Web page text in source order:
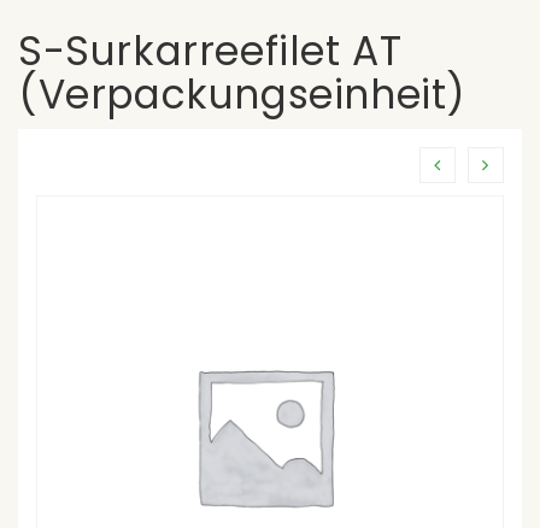
S-Surkarreefilet AT
(Verpackungseinheit)